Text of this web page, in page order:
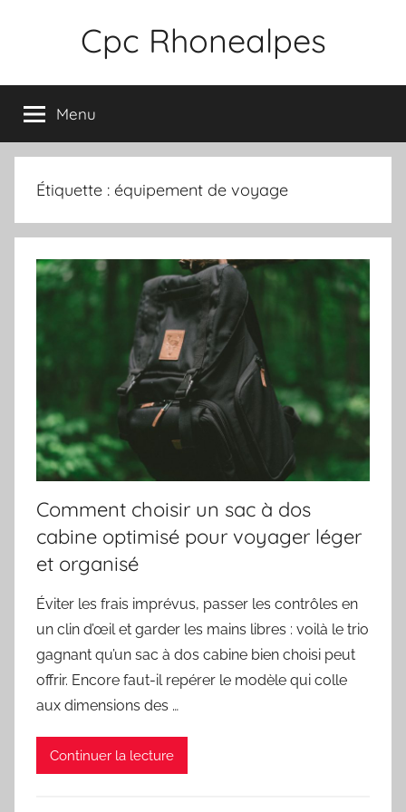
Cpc Rhonealpes
Menu
Étiquette : équipement de voyage
Comment choisir un sac à dos
cabine optimisé pour voyager léger
et organisé
Éviter les frais imprévus, passer les contrôles en
un clin d’œil et garder les mains libres : voilà le trio
gagnant qu’un sac à dos cabine bien choisi peut
offrir. Encore faut-il repérer le modèle qui colle
aux dimensions des …
Continuer la lecture